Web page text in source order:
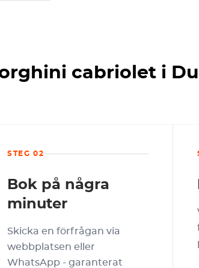
cabriolet i
STEG 02
Bok på några
minuter
Skicka en förfrågan via
webbplatsen eller
WhatsApp - garanterat